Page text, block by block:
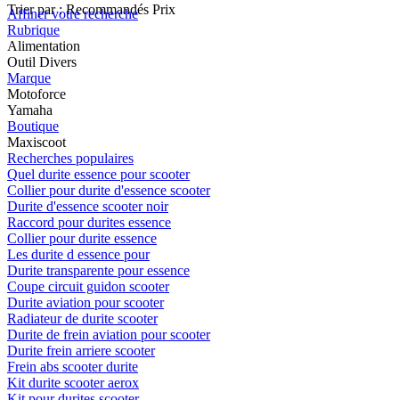
Trier par : Recommandés Prix
Affiner votre recherche
Rubrique
Alimentation
Outil Divers
Marque
Motoforce
Yamaha
Boutique
Maxiscoot
Recherches populaires
Quel durite essence pour scooter
Collier pour durite d'essence scooter
Durite d'essence scooter noir
Raccord pour durites essence
Collier pour durite essence
Les durite d essence pour
Durite transparente pour essence
Coupe circuit guidon scooter
Durite aviation pour scooter
Radiateur de durite scooter
Durite de frein aviation pour scooter
Durite frein arriere scooter
Frein abs scooter durite
Kit durite scooter aerox